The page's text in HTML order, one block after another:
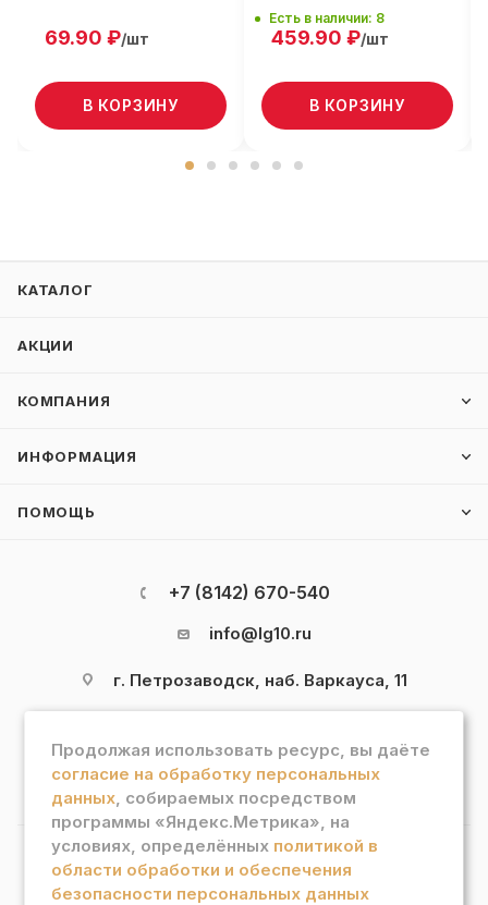
69.90 ₽/шт
В КОРЗИНУ
Есть в наличии: 8
459.90 ₽/шт
В КОРЗИНУ
КАТАЛОГ
АКЦИИ
КОМПАНИЯ
ИНФОРМАЦИЯ
ПОМОЩЬ
+7 (8142) 670-540
info@lg10.ru
г. Петрозаводск, наб. Варкауса, 11
2026 © Интернет магазин "Лотос Гурман"
Продолжая использовать ресурс, вы даёте
согласие на обработку персональных
данных, собираемых посредством
программы «Яндекс.Метрика», на
условиях, определённых политикой в
области обработки и обеспечения
безопасности персональных данных